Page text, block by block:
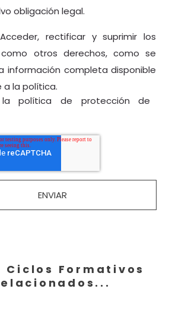
obligación legal.
Acceder, rectificar y suprimir los
otros derechos, como se
información completa disponible
a la política.
política de protección de
Ciclos Formativos